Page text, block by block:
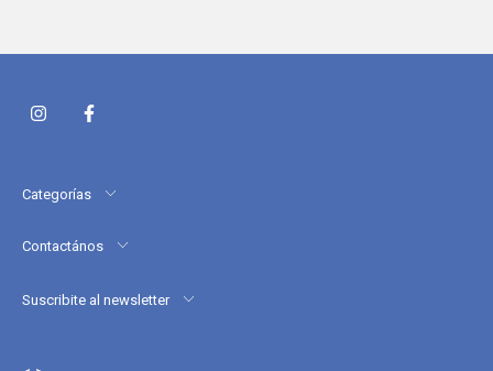
Categorías
Contactános
Suscribite al newsletter